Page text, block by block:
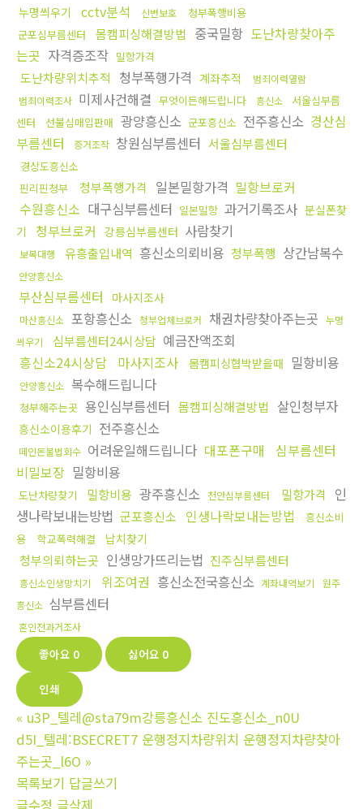
누명씌우기
cctv분석 신변보호
청부폭행비용
군포심부름센터
몸캠피싱해결방법 중국밀항 도난차량찾아주
는곳 자격증조작 밀항가격
도난차량위치추적 청부폭행가격 계좌추적
범죄이력열람
범죄이력조사 미제사건해결 무엇이든해드립니다 흥신소
서울심부름
센터
선불심매입판매 광양흥신소 군포흥신소 전주흥신소 경산심
부름센터
증거조작 창원심부름센터 서울심부름센터
경상도흥신소
핀리핀청부
청부폭행가격 일본밀항가격 밀항브로커
수원흥신소 대구심부름센터 일본밀항 과거기록조사 분실폰찾
기
청부브로커 강릉심부름센터 사람찾기
보복대행 유흥출입내역 흥신소의뢰비용 청부폭행 상간남복수
안양흥신소
부산심부름센터 마사지조사
마산흥신소 포항흥신소 청부업체브로커 채권차량찾아주는곳 누명
씌우기
심부름센터24시상담 예금잔액조회
흥신소24시상담 마사지조사 몸캠피싱협박받을때 밀항비용
안양흥신소 복수해드립니다
청부해주는곳 용인심부름센터 몸캠피싱해결방법 살인청부자
흥신소이용후기 전주흥신소
떼인돈불법회수 어려운일해드립니다 대포폰구매
심부름센터
비밀보장 밀항비용
도난차량찾기 밀항비용 광주흥신소 천안심부름센터 밀항가격
인
생나락보내는방법 군포흥신소 인생나락보내는방법
흥신소비
용
학교폭력해결 납치찾기
청부의뢰하는곳 인생망가뜨리는법 진주심부름센터
흥신소인생망치기 위조여권 흥신소전국흥신소 계좌내역보기
원주
흥신소 심부름센터
혼인전과거조사
좋아요 0 싫어요 0
인쇄
« u3P_텔레@sta79m강릉흥신소 진도흥신소_n0U
d5I_텔레:BSECRET7 운행정지차량위치 운행정지차량찾아
주는곳_l6O »
목록보기 답글쓰기